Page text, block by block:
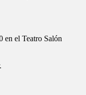
el Teatro Salón